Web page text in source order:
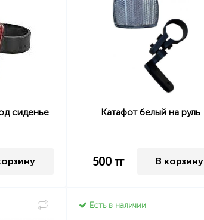
сиденье Катафот белый на руль
500тг В корзину
Есть в наличии